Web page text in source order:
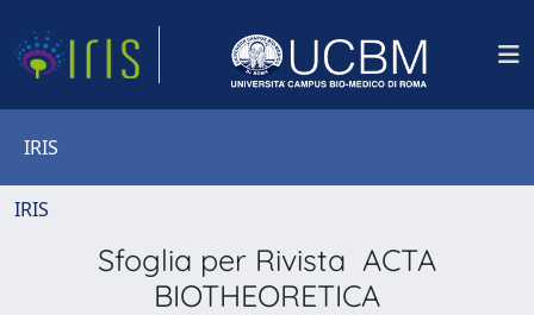
IRIS
IRIS
Sfoglia per Rivista ACTA
BIOTHEORETICA